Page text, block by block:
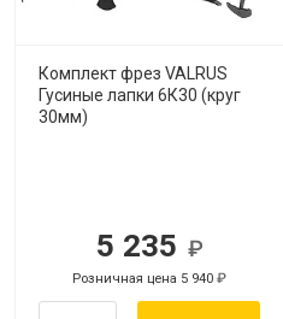
Комплект фрез VALRUS
Гусиные лапки 6К30 (круг
30мм)
5 235
Розничная цена 5 940
руб.
руб.